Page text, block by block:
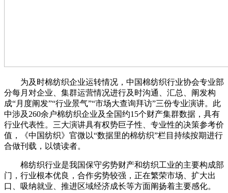
为及时棉纺织企业运转情况，中国棉纺织行业协会专业部
分每月对企业、集群运营情况进行及时沟通、汇总、阐发构
成“月度阐发”“行业景气”“市场大查询拜访”三份专业演讲。此
中涉及260余户棉纺织企业及全国约15个财产集群数据，具有
行业代表性。三大演讲具有权势巨子性、专业性的决策参考价
值，《中国纺织》官微以“数据里的棉纺织”栏目持续按期进行
合做刊载，以馈读者。
棉纺织行业是我国保守劣势财产和纺织工业的主要构成部
门，行业根本优良，合作劣势较强，正在繁荣市场、扩大出
口、吸纳就业、推进区域经济成长等方面阐扬着主要感化。